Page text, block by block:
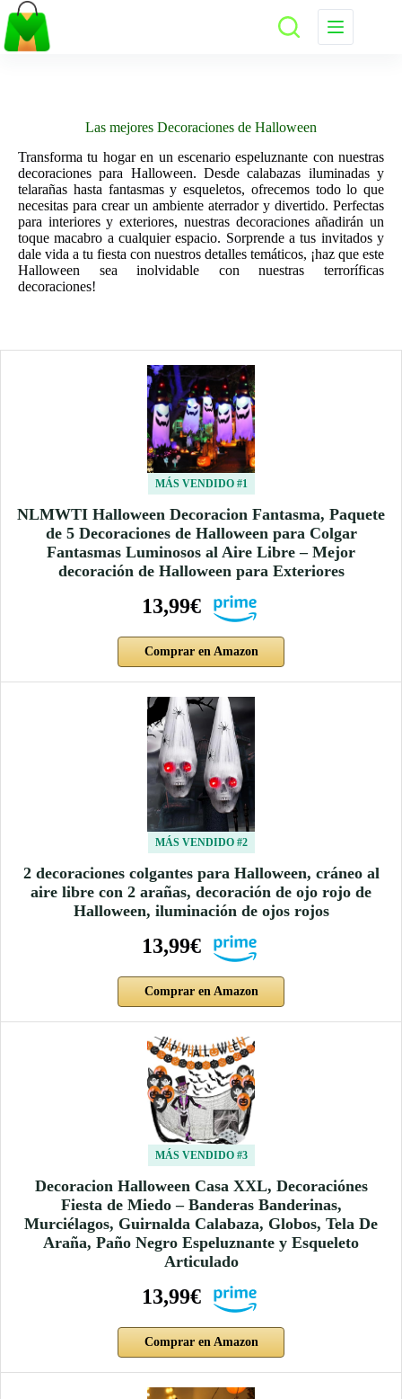
Saltar
al
contenido
Las mejores Decoraciones de Halloween
Transforma tu hogar en un escenario espeluznante con nuestras
decoraciones para Halloween. Desde calabazas iluminadas y
telarañas hasta fantasmas y esqueletos, ofrecemos todo lo que
necesitas para crear un ambiente aterrador y divertido. Perfectas
para interiores y exteriores, nuestras decoraciones añadirán un
toque macabro a cualquier espacio. Sorprende a tus invitados y
dale vida a tu fiesta con nuestros detalles temáticos, ¡haz que este
Halloween sea inolvidable con nuestras terroríficas
decoraciones!
MÁS VENDIDO #1
NLMWTI Halloween Decoracion Fantasma, Paquete
de 5 Decoraciones de Halloween para Colgar
Fantasmas Luminosos al Aire Libre – Mejor
decoración de Halloween para Exteriores
13,99€
Comprar en Amazon
MÁS VENDIDO #2
2 decoraciones colgantes para Halloween, cráneo al
aire libre con 2 arañas, decoración de ojo rojo de
Halloween, iluminación de ojos rojos
13,99€
Comprar en Amazon
MÁS VENDIDO #3
Decoracion Halloween Casa XXL, Decoraciónes
Fiesta de Miedo – Banderas Banderinas,
Murciélagos, Guirnalda Calabaza, Globos, Tela De
Araña, Paño Negro Espeluznante y Esqueleto
Articulado
13,99€
Comprar en Amazon